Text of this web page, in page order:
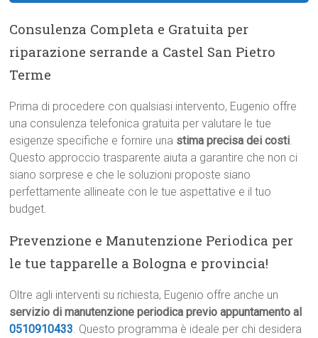
Consulenza Completa e Gratuita per
riparazione serrande a Castel San Pietro
Terme
Prima di procedere con qualsiasi intervento, Eugenio offre
una consulenza telefonica gratuita per valutare le tue
esigenze specifiche e fornire una stima precisa dei costi.
Questo approccio trasparente aiuta a garantire che non ci
siano sorprese e che le soluzioni proposte siano
perfettamente allineate con le tue aspettative e il tuo
budget.
Prevenzione e Manutenzione Periodica per
le tue tapparelle a Bologna e provincia!
Oltre agli interventi su richiesta, Eugenio offre anche un
servizio di manutenzione periodica previo appuntamento al
0510910433. Questo programma è ideale per chi desidera